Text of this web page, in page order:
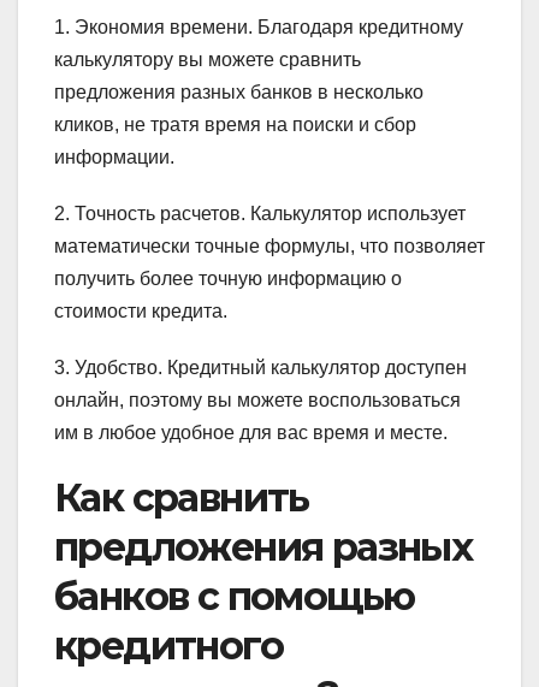
1. Экономия времени. Благодаря кредитному
калькулятору вы можете сравнить
предложения разных банков в несколько
кликов, не тратя время на поиски и сбор
информации.
2. Точность расчетов. Калькулятор использует
математически точные формулы, что позволяет
получить более точную информацию о
стоимости кредита.
3. Удобство. Кредитный калькулятор доступен
онлайн, поэтому вы можете воспользоваться
им в любое удобное для вас время и месте.
Как сравнить
предложения разных
банков с помощью
кредитного